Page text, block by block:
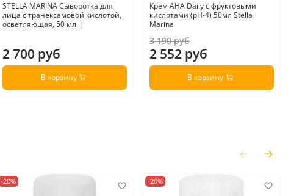
STELLA MARINA Сыворотка для
лица с транексамовой кислотой,
осветляющая, 50 мл. |
2 700 руб
В корзину
Крем AHA Daily с фруктовыми
кислотами (pH-4) 50мл Stella
Marina
3 190 руб
2 552 руб
В корзину
-20% -20%